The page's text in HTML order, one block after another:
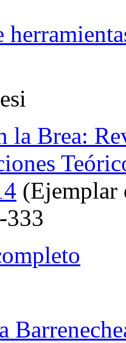
la Brea:
(Ejemplar
333